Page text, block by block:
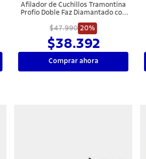
Afilador de Cuchillos Tramontina
Profio Doble Faz Diamantado con
Inoxidable
$47.990 20%
$38.392
Comprar ahora